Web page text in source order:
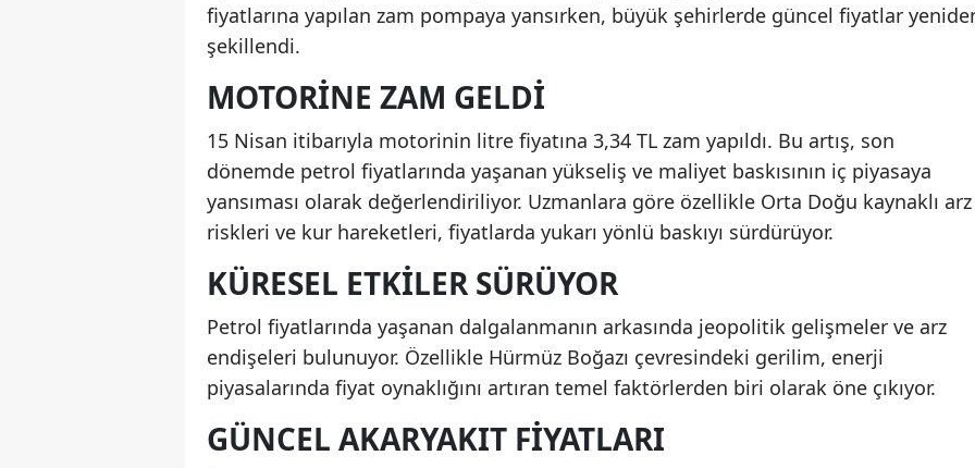
fiyatlarına yapılan zam pompaya yansırken, büyük şehirlerde güncel fiyatlar
şekillendi.
MOTORINE ZAM GELDI
15 Nisan itibarıyla motorinin litre fiyatına 3,34 TL zam yapıldı. Bu artış, son
dönemde petrol fiyatlarında yaşanan yükseliş ve maliyet baskısının iç piyasaya
yansıması olarak değerlendiriliyor. Uzmanlara göre özellikle Orta Doğu kaynaklı arz
riskleri ve kur hareketleri, fiyatlarda yukarı yönlü baskıyı sürdürüyor.
KÜRESEL ETKILER SÜRÜYOR
Petrol fiyatlarında yaşanan dalgalanmanın arkasında jeopolitik gelişmeler ve arz
endişeleri bulunuyor. Özellikle Hürmüz Boğazı çevresindeki gerilim, enerji
piyasalarında fiyat oynaklığını artıran temel faktörlerden biri olarak öne çıkıyor.
GÜNCEL AKARYAKIT FIYATLARI